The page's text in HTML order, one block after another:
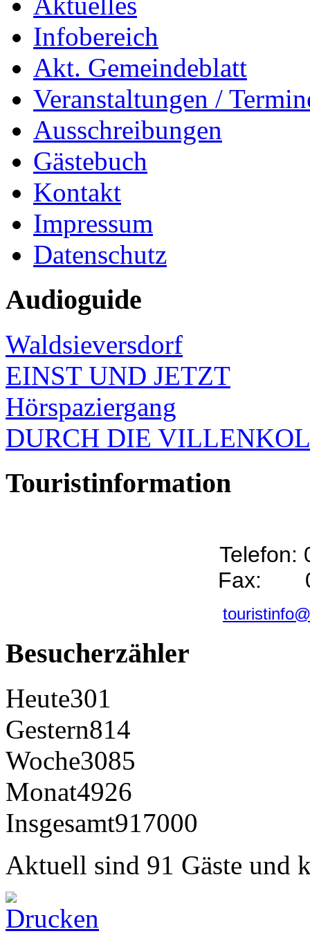
Infobereich
Akt. Gemeindeblatt
Veranstaltungen /
Ausschreibungen
Gästebuch
Kontakt
Impressum
Datenschutz
Audioguide
Waldsieversdorf
EINST UND JETZT
Hörspaziergang
DURCH DIE
Touristinformation
Telefon:
Fax:
Besucherzähler
Heute301
Gestern814
Woche3085
Monat4926
Insgesamt917000
Aktuell sind 91 Gäste und